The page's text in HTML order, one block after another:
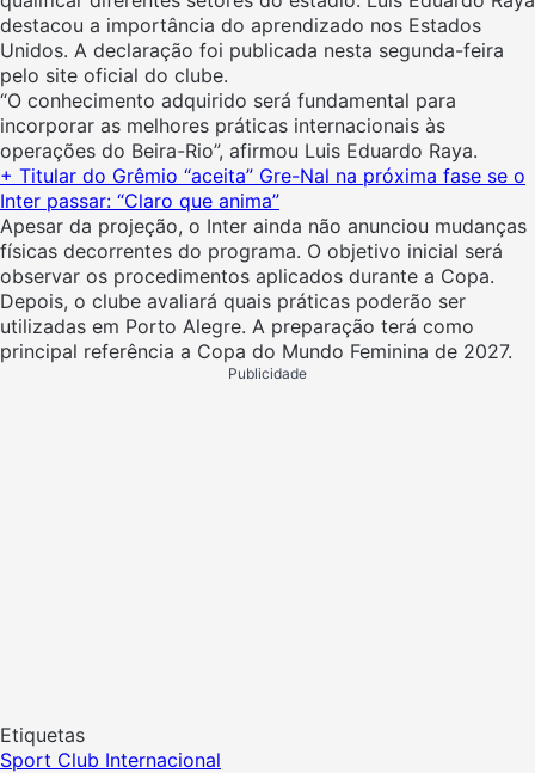
destacou a importância do aprendizado nos Estados
Unidos. A declaração foi publicada nesta segunda-feira
pelo site oficial do clube.
“O conhecimento adquirido será fundamental para
incorporar as melhores práticas internacionais às
operações do Beira-Rio”, afirmou Luis Eduardo Raya.
+ Titular do Grêmio “aceita” Gre-Nal na próxima fase se o
Inter passar: “Claro que anima”
Apesar da projeção, o Inter ainda não anunciou mudanças
físicas decorrentes do programa. O objetivo inicial será
observar os procedimentos aplicados durante a Copa.
Depois, o clube avaliará quais práticas poderão ser
utilizadas em Porto Alegre. A preparação terá como
principal referência a Copa do Mundo Feminina de 2027.
Publicidade
Etiquetas
Sport Club Internacional